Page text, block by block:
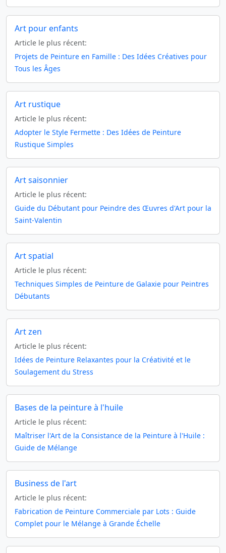
Art pour enfants
Article le plus récent:
Projets de Peinture en Famille : Des Idées Créatives pour
Tous les Âges
Art rustique
Article le plus récent:
Adopter le Style Fermette : Des Idées de Peinture
Rustique Simples
Art saisonnier
Article le plus récent:
Guide du Débutant pour Peindre des Œuvres d'Art pour la
Saint-Valentin
Art spatial
Article le plus récent:
Techniques Simples de Peinture de Galaxie pour Peintres
Débutants
Art zen
Article le plus récent:
Idées de Peinture Relaxantes pour la Créativité et le
Soulagement du Stress
Bases de la peinture à l'huile
Article le plus récent:
Maîtriser l'Art de la Consistance de la Peinture à l'Huile :
Guide de Mélange
Business de l'art
Article le plus récent:
Fabrication de Peinture Commerciale par Lots : Guide
Complet pour le Mélange à Grande Échelle